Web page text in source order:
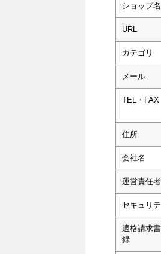
ショップ名
URL
カテゴリ
メール
TEL・FAX
住所
会社名
運営責任者
セキュリ
適格請求
録